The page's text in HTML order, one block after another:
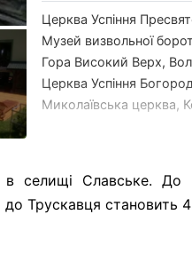
Церква Успіння
Музей визвольної
Гора Високий Верх,
Церква Успіння
Миколаївська церква,
Гора Високий Верх,
Гора Лопата
селищі Славське. До
до Трускавця становить